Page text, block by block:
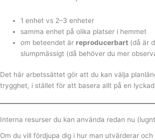
1 enhet vs 2–3 enheter
samma enhet på olika platser i hemmet
om beteendet är reproducerbart (då är
slumpmässigt (då behöver du mer
Det här arbetssättet gör att du kan välja
trygghet, i stället för att basera allt på en
Interna resurser du kan använda redan nu
Om du vill fördjupa dig i hur man utvärderar